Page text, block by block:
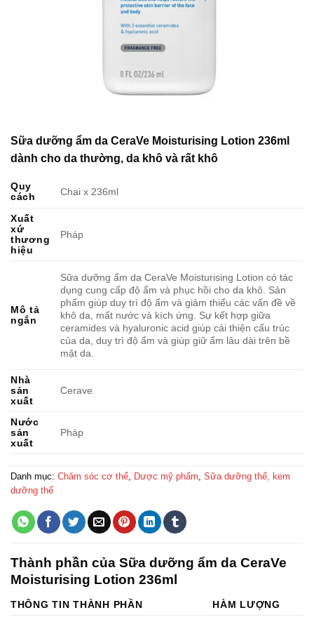
Sữa dưỡng ẩm da CeraVe Moisturising Lotion 236ml
dành cho da thường, da khô và rất khô
Quy
cách
Chai x 236ml
Xuất
xứ
thương
hiệu
Pháp
Mô tả
ngắn
Sữa dưỡng ẩm da CeraVe Moisturising Lotion có tác
dụng cung cấp độ ẩm và phục hồi cho da khô. Sản
phẩm giúp duy trì độ ẩm và giảm thiểu các vấn đề về
khô da, mất nước và kích ứng. Sự kết hợp giữa
ceramides và hyaluronic acid giúp cải thiện cấu trúc
của da, duy trì độ ẩm và giúp giữ ẩm lâu dài trên bề
mặt da.
Nhà
sản
xuất
Cerave
Nước
sản
xuất
Pháp
Danh mục: Chăm sóc cơ thể Dược mỹ phẩm Sữa dưỡng thể, kem
dưỡng thể
Thành phần của Sữa dưỡng ẩm da CeraVe
Moisturising Lotion 236ml
THÔNG TIN THÀNH PHẦN HÀM LƯỢNG